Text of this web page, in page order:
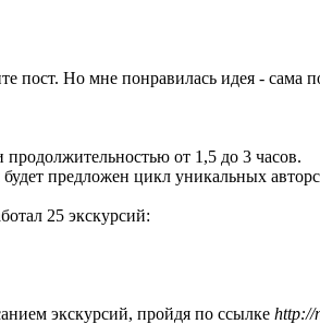
пост. Но мне понравилась идея - сама
от 1,5 до 3 часов.
предложен цикл уникальных
25 экскурсий:
экскурсий, пройдя по ссылке http://